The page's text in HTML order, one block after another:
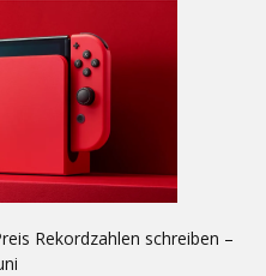
Rekordzahlen schreiben –